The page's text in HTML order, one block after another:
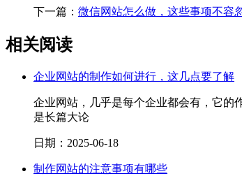
下一篇： 微信网站怎么做，这些事项不容
相关阅读
企业网站的制作如何进行，这几点要了解
企业网站，几乎是每个企业都会有，它的
是长篇大论
日期：2025-06-18
制作网站的注意事项有哪些